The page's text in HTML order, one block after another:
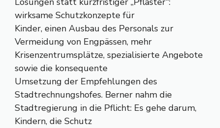
wirksame Schutzkonzepte für
Kinder, einen Ausbau des Personals zur
Vermeidung von Engpässen, mehr
Krisenzentrumsplätze, spezialisierte Angebote
sowie die konsequente
Umsetzung der Empfehlungen des
Stadtrechnungshofes. Berner nahm die
Stadtregierung in die Pflicht: Es gehe darum,
Kindern, die Schutz